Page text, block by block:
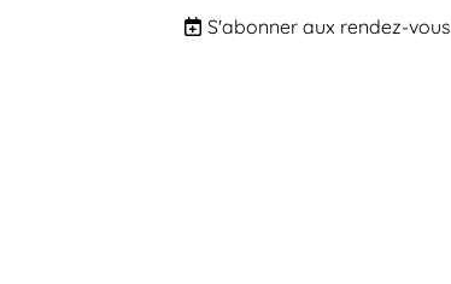
S'abonner aux rendez-vous